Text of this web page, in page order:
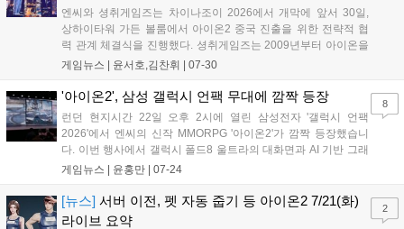
엔씨와 셩취게임즈는 차이나조이 2026에서 개막에 앞서 30일,
상하이타워 가든 볼룸에서 아이온2 중국 진출을 위한 전략적 협
력 관계 체결식을 진행했다. 셩취게임즈는 2009년부터 아이온을
중국 시장에 서비스 중인 파트너사로, 해당 IP에 대한 높은 이해도
22일 판호를 받은 '아이온 모바일...
게임뉴스 | 윤서호,김찬휘 | 07-30
'아이온2', 삼성 갤럭시 언팩 무대에 깜짝 등장
런던 현지시간 22일 오후 2시에 열린 삼성전자 '갤럭시 언팩
2026'에서 엔씨의 신작 MMORPG '아이온2'가 깜짝 등장했습니
다. 이번 행사에서 갤럭시 폴드8 울트라의 대화면과 AI 기반 그래
픽 기술인 '뉴럴 프레임 퓨전'을 시연하며 뛰어난 게이밍 성능을
이번 파트너십을 통해 향후 신제품과 게임 간의 추가적인 최적화
와 시너지가 더욱 기대되고 있습니다....
게임뉴스 | 윤홍만 | 07-24
8
[뉴스] 서버 이전, 펫 자동 줍기 등 아이온2 7/21(화)
라이브 요약
2